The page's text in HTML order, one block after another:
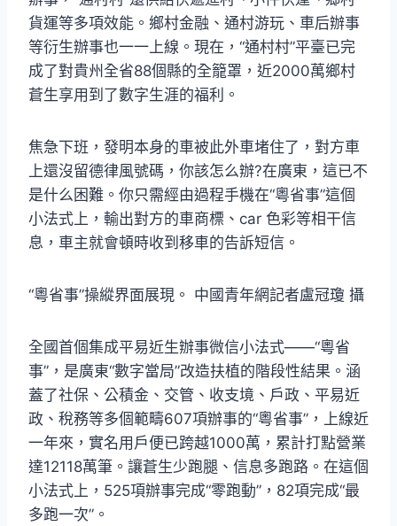
貨運等多項效能。鄉村金融、通村游玩、車后辦事
等衍生辦事也一一上線。現在，“通村村”平臺已完
成了對貴州全省88個縣的全籠罩，近2000萬鄉村
蒼生享用到了數字生涯的福利。
焦急下班，發明本身的車被此外車堵住了，對方車
上還沒留德律風號碼，你該怎么辦?在廣東，這已不
是什么困難。你只需經由過程手機在“粵省事”這個
小法式上，輸出對方的車商標、car 色彩等相干信
息，車主就會頓時收到移車的告訴短信。
“粵省事”操縱界面展現。 中國青年網記者盧冠瓊 攝
全國首個集成平易近生辦事微信小法式——“粵省
事”，是廣東“數字當局”改造扶植的階段性結果。涵
蓋了社保、公積金、交管、收支境、戶政、平易近
政、稅務等多個範疇607項辦事的“粵省事”，上線近
一年來，實名用戶便已跨越1000萬，累計打點營業
達12118萬筆。讓蒼生少跑腿、信息多跑路。在這個
小法式上，525項辦事完成“零跑動”，82項完成“最
多跑一次”。